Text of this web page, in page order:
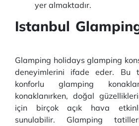
yer almaktadır.
Istanbul
Glamping holidays glamping
deneyimlerini ifade eder. Bu
konforlu glamping
konaklanırken, doğal
için birçok açık hava
sunulabilir. Glamping